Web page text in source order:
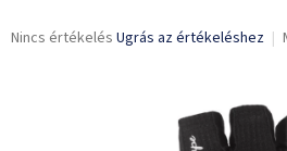
A
Nincs értékelés Ugrás az értékeléshez